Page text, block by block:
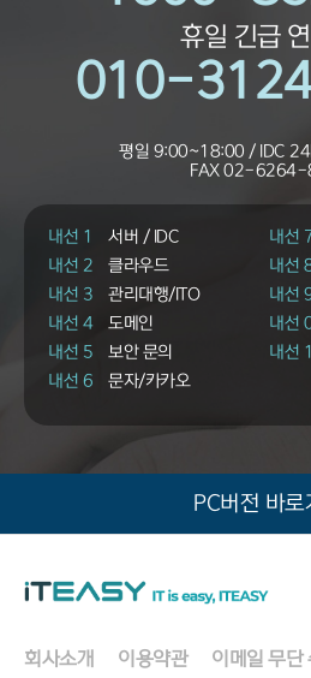
휴일 긴급
010-
평일 9:00~18:00 / IDC
FAX02-6264-
내선 1 서버 / IDC 내선
내선 2
클라우드 내선
내선 3
관리대행/ITO 내선
내선 4
도메인 내선
내선 5
보안 문의 내선
내선 6
문자/카카오
PC버전 바로
회사소개 이용약관 이메일 무단